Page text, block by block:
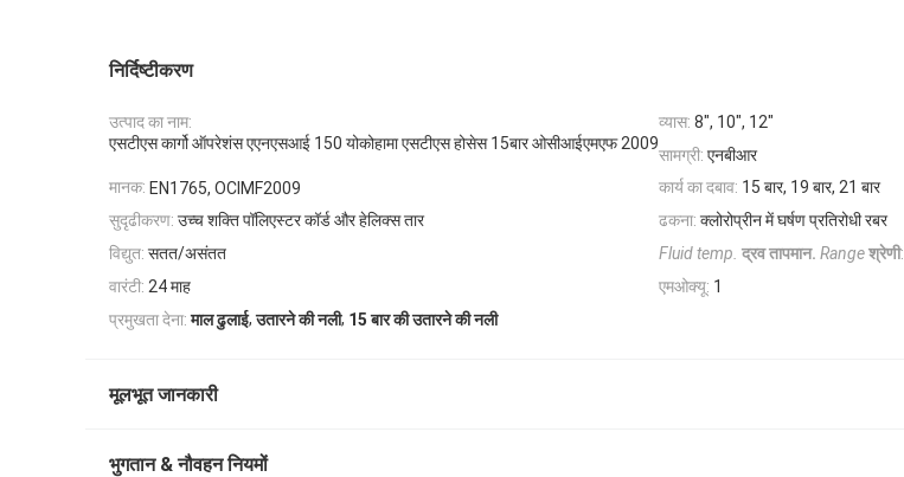
निर्दिष्टीकरण
उत्पाद का नाम:
एसटीएस कार्गो ऑपरेशंस एएनएसआई 150 योकोहामा एसटीएस होसेस 15बार ओसीआईएमएफ 2009
व्यास: 8", 10", 12"
सामग्री: एनबीआर
मानक: EN1765, OCIMF2009 कार्य का दबाव: 15 बार, 19 बार, 21 बार
सुदृढीकरण: उच्च शक्ति पॉलिएस्टर कॉर्ड और हेलिक्स तार ढकना: क्लोरोप्रीन में घर्षण प्रतिरोधी रबर
विद्युत: सतत/असंतत Fluid temp. द्रव तापमान. Rangeश्रेणी:
वारंटी: 24 माह एमओक्यू: 1
प्रमुखता देना: माल ढुलाई,उतारने की नली, 15 बार की उतारने की नली
मूलभूत जानकारी
भुगतान & नौवहन नियमों